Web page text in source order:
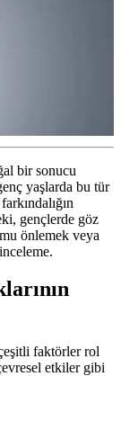
bir sonucu
yaşlarda bu tür
gençlerde göz
önlemek veya
çeşitli faktörler rol
etkiler gibi